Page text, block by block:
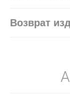
Возврат